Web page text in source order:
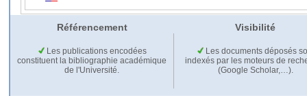
Référencement Visibilité
Les publications encodées
constituent la bibliographie académique
de l'Université.
Les documents déposés
indexés par les moteurs de
(Google Scholar,…).